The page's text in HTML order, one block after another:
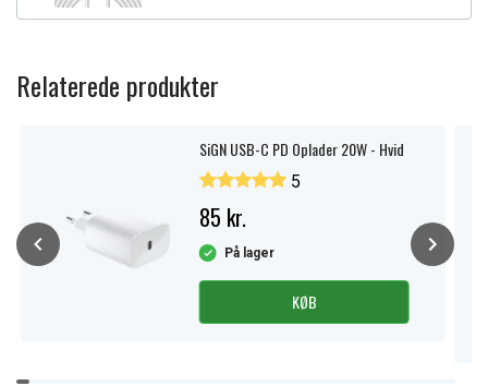
Relaterede produkter
SiGN USB-C PD Oplader 20W - Hvid
5
85 kr.
På lager
KØB
Item